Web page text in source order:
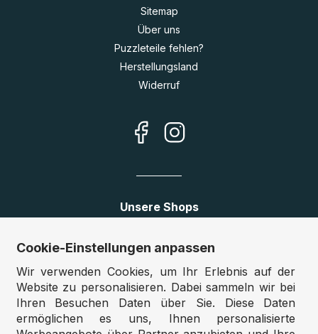
Sitemap
Über uns
Puzzleteile fehlen?
Herstellungsland
Widerruf
Unsere Shops
Österreich: www.puzzle.at
Belgien:www.puzzle.be
Großbritannien:www.jigsawpuzzle.co.uk
Cookie-Einstellungen anpassen
Wir verwenden Cookies, um Ihr Erlebnis auf der
Website zu personalisieren. Dabei sammeln wir bei
Ihren Besuchen Daten über Sie. Diese Daten
ermöglichen es uns, Ihnen personalisierte